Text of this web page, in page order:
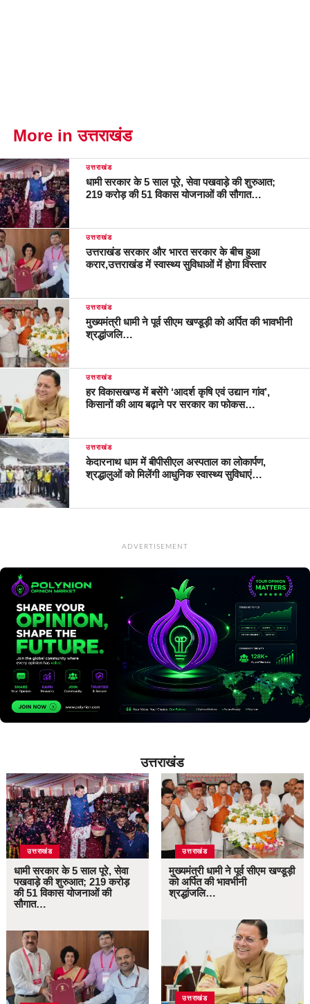
More in उत्तराखंड
उत्तराखंड
धामी सरकार के 5 साल पूरे, सेवा पखवाड़े की शुरुआत;
219 करोड़ की 51 विकास योजनाओं की सौगात…
उत्तराखंड
उत्तराखंड सरकार और भारत सरकार के बीच हुआ
करार,उत्तराखंड में स्वास्थ्य सुविधाओं में होगा विस्तार
उत्तराखंड
मुख्यमंत्री धामी ने पूर्व सीएम खण्डूड़ी को अर्पित की भावभीनी
श्रद्धांजलि…
उत्तराखंड
हर विकासखण्ड में बसेंगे ‘आदर्श कृषि एवं उद्यान गांव’,
किसानों की आय बढ़ाने पर सरकार का फोकस…
उत्तराखंड
केदारनाथ धाम में बीपीसीएल अस्पताल का लोकार्पण,
श्रद्धालुओं को मिलेंगी आधुनिक स्वास्थ्य सुविधाएं…
ADVERTISEMENT
उत्तराखंड
उत्तराखंड
धामी सरकार के 5 साल पूरे, सेवा
पखवाड़े की शुरुआत; 219 करोड़
की 51 विकास योजनाओं की
सौगात…
उत्तराखंड
मुख्यमंत्री धामी ने पूर्व सीएम खण्डूड़ी
को अर्पित की भावभीनी
श्रद्धांजलि…
उत्तराखंड